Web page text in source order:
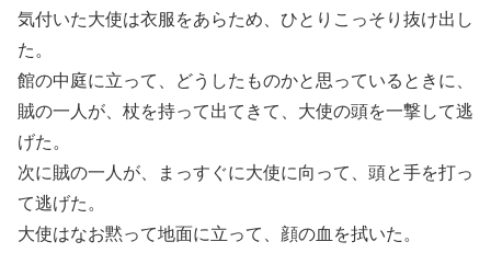
気付いた大使は衣服をあらため、ひとりこっそり抜け出し
た。
館の中庭に立って、どうしたものかと思っているときに、
賊の一人が、杖を持って出てきて、大使の頭を一撃して逃
げた。
次に賊の一人が、まっすぐに大使に向って、頭と手を打っ
て逃げた。
大使はなお黙って地面に立って、顔の血を拭いた。